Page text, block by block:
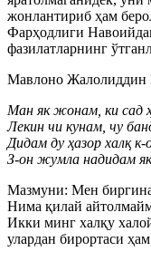
жонлантириб ҳам
Фарҳодлиги
фазилатларнинг
Мавлоно Жалолиддин
Ман як жонам, ки сад
Лекин чи кунам, чу
Дидам ду ҳазор халқ к-
З-он жумла надидам
Мазмуни: Мен
Нима қилай
Икки минг халқу
улардан бирортаси